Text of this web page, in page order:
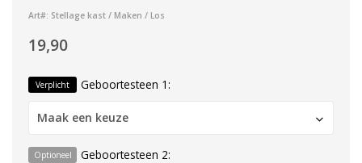
Art#: Stellage kast / Maken / Los
19,90
Verplicht Geboortesteen 1:
Maak een keuze
Optioneel Geboortesteen 2: